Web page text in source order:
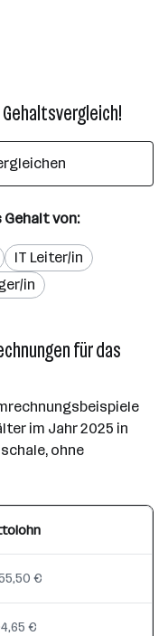
Gehalt von:
IT Leiter/in
in
für das
im Jahr 2025 in
ohne
€
€